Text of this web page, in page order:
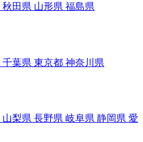
秋田県 山形県 福島県
千葉県 東京都 神奈川県
山梨県 長野県 岐阜県 静岡県 愛